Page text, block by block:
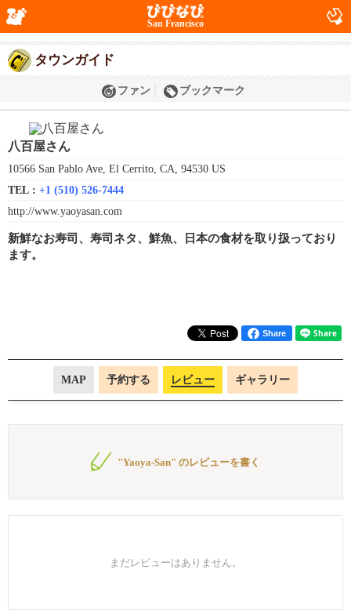
San Francisco
タウンガイド
ファン ブックマーク
八百屋さん
10566 San Pablo Ave, El Cerrito, CA, 94530 US
TEL : +1 (510) 526-7444
http://www.yaoyasan.com
新鮮なお寿司、寿司ネタ、鮮魚、日本の食材を取り扱っており
ます。
Share
MAP 予約する レビュー ギャラリー
"Yaoya-San" のレビューを書く
まだレビューはありません。